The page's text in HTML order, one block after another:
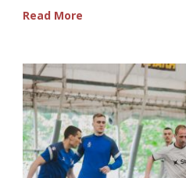
Read More